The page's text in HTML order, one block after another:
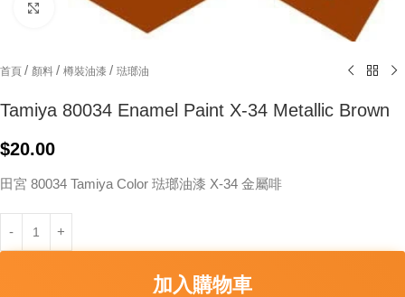
Click to enlarge
首頁 / 顏料 / 樽裝油漆 / 琺瑯油
Tamiya 80034 Enamel Paint X-34 Metallic Brown
$20.00
田宮 80034 Tamiya Color 琺瑯油漆 X-34 金屬啡
加入購物車